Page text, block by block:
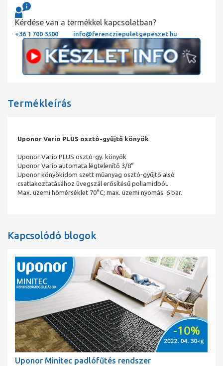
Kérdése van a termékkel kapcsolatban?
+36 1 700 3500 info@ferencziepuletgepeszet.hu
Termékleírás
Uponor Vario PLUS osztó-gyűjtő könyök
Uponor Vario PLUS osztó-gy. könyök
Uponor Vario automata légtelenítő 3/8”
Uponor könyökidom szett műanyag osztó-gyűjtő alsó
csatlakoztatásához üvegszál erősítésű poliamidból.
Max. üzemi hőmérséklet 70°C; max. üzemi nyomás: 6 bar.
Kapcsolódó blogok
Uponor Minitec padlófűtés rendszer